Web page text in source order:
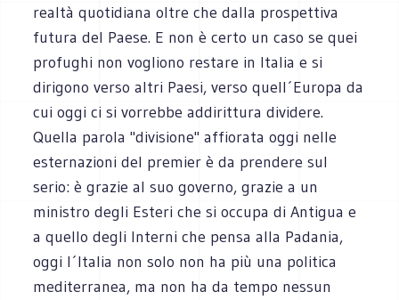
realtà quotidiana oltre che dalla prospettiva
futura del Paese. E non è certo un caso se quei
profughi non vogliono restare in Italia e si
dirigono verso altri Paesi, verso quell´Europa da
cui oggi ci si vorrebbe addirittura dividere.
Quella parola "divisione" affiorata oggi nelle
esternazioni del premier è da prendere sul
serio: è grazie al suo governo, grazie a un
ministro degli Esteri che si occupa di Antigua e
a quello degli Interni che pensa alla Padania,
oggi l´Italia non solo non ha più una politica
mediterranea, ma non ha da tempo nessun